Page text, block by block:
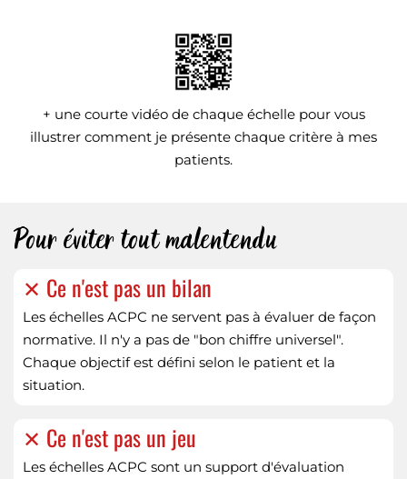
+ une courte vidéo de chaque échelle pour vous
illustrer comment je présente chaque critère à mes
patients.
Pour éviter tout malentendu
✕ Ce n'est pas un bilan
Les échelles ACPC ne servent pas à évaluer de façon
normative. Il n'y a pas de "bon chiffre universel".
Chaque objectif est défini selon le patient et la
situation.
✕ Ce n'est pas un jeu
Les échelles ACPC sont un support d'évaluation